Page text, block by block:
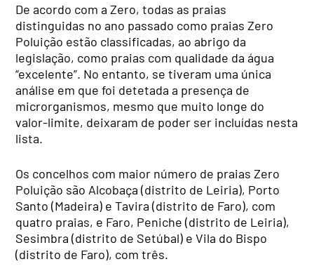
De acordo com a Zero, todas as praias
distinguidas no ano passado como praias Zero
Poluição estão classificadas, ao abrigo da
legislação, como praias com qualidade da água
“excelente”. No entanto, se tiveram uma única
análise em que foi detetada a presença de
microrganismos, mesmo que muito longe do
valor-limite, deixaram de poder ser incluídas nesta
lista.
Os concelhos com maior número de praias Zero
Poluição são Alcobaça (distrito de Leiria), Porto
Santo (Madeira) e Tavira (distrito de Faro), com
quatro praias, e Faro, Peniche (distrito de Leiria),
Sesimbra (distrito de Setúbal) e Vila do Bispo
(distrito de Faro), com três.